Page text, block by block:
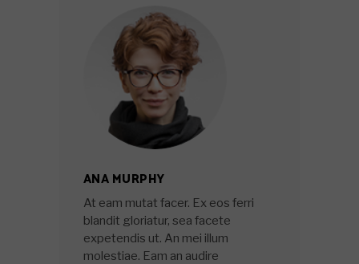
ANA MURPHY
At eam mutat facer. Ex eos ferri
blandit gloriatur, sea facete
expetendis ut. An mei illum
molestiae. Eam an audire